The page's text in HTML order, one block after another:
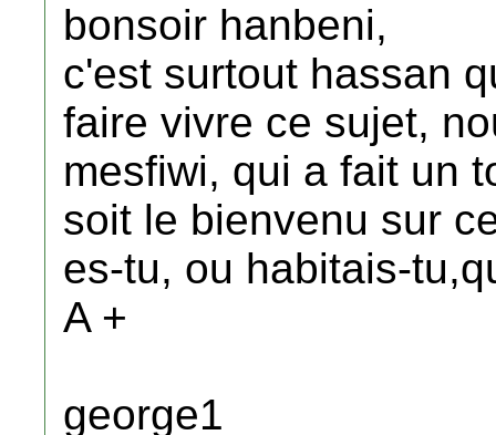
bonsoir hanbeni,
c'est surtout hassan
faire vivre ce sujet,
mesfiwi, qui a fait un
soit le bienvenu sur
es-tu, ou habitais-
A +
george1